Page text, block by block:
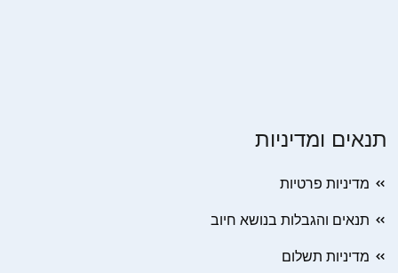
תנאים ומדיניות
מדיניות פרטיות
תנאים והגבלות בנושא חיוב
מדיניות תשלום